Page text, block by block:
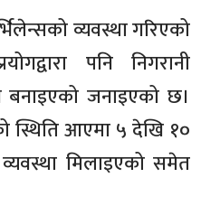
व्यवस्था गरिएको
पनि निगरानी
बनाइएको जनाइएको छ।
आएमा ५ देखि १०
व्यवस्था मिलाइएको समेत